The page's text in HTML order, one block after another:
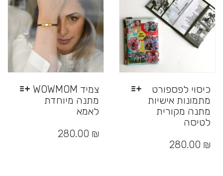
צמיד WOWMOM
מתנה מיוחדת
לאמא
זה 280.00 ₪
כיסוי לפספורט
מתמונות אישיות
מתנה מקורית
לטיסה
זה 280.00 ₪